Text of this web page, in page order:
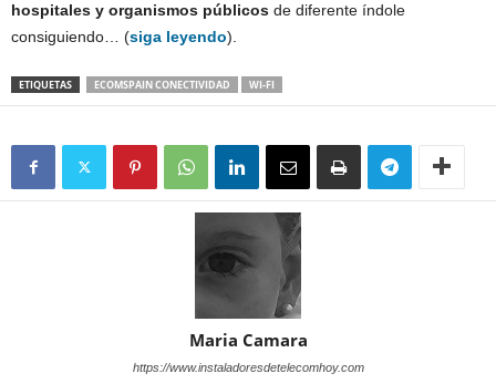
hospitales y organismos públicos de diferente índole
consiguiendo… (siga leyendo).
ETIQUETAS ECOMSPAIN CONECTIVIDAD WI-FI
Maria Camara
https://www.instaladoresdetelecomhoy.com